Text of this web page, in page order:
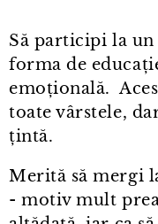
Să participi la un
forma de
emoțională.
toate vârstele,
țintă.
Merită să mergi
- motiv mult